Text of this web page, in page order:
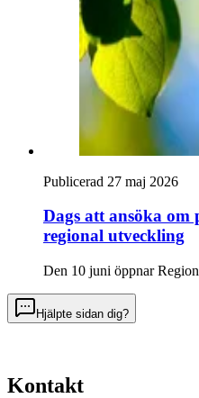
Publicerad 27 maj 2026
Dags att ansöka
regional utveckling
Den 10 juni öppnar
Hjälpte sidan dig?
Kontakt